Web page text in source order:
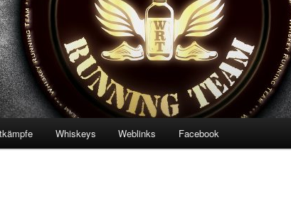
Whiskeys Weblinks Facebook